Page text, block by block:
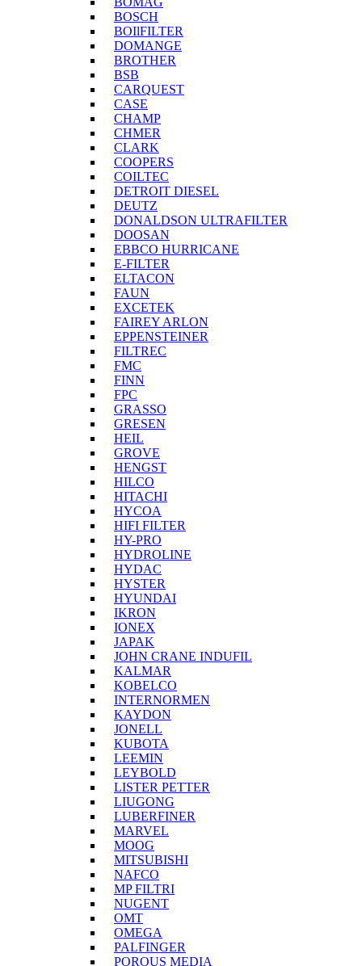
BOSCH
BOIlFILTER
DOMANGE
BROTHER
BSB
CARQUEST
CASE
CHAMP
CHMER
CLARK
COOPERS
COILTEC
DETROIT DIESEL
DEUTZ
DONALDSON ULTRAFILTER
DOOSAN
EBBCO HURRICANE
E-FILTER
ELTACON
FAUN
EXCETEK
FAIREY ARLON
EPPENSTEINER
FILTREC
FMC
FINN
FPC
GRASSO
GRESEN
HEIL
GROVE
HENGST
HILCO
HITACHI
HYCOA
HIFI FILTER
HY-PRO
HYDROLINE
HYDAC
HYSTER
HYUNDAI
IKRON
IONEX
JAPAK
JOHN CRANE INDUFIL
KALMAR
KOBELCO
INTERNORMEN
KAYDON
JONELL
KUBOTA
LEEMIN
LEYBOLD
LISTER PETTER
LIUGONG
LUBERFINER
MARVEL
MOOG
MITSUBISHI
NAFCO
MP FILTRI
NUGENT
OMT
OMEGA
PALFINGER
POROUS MEDIA